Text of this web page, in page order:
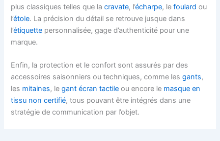
plus classiques telles que lacravate, l’écharpe, lefoulard ou
l’étole. La précision du détail se retrouve jusque dans
l’étiquette personnalisée, gage d’authenticité pour une
marque.
Enfin, la protection et le confort sont assurés par des
accessoires saisonniers ou techniques, comme lesgants,
les mitaines, legant écran tactile ou encore le masque en
tissu non certifié, tous pouvant être intégrés dans une
stratégie de communication par l’objet.